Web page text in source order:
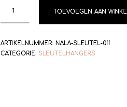
TOEVOEGEN AAN
ARTIKELNUMMER: NALA-SLEUTEL-011
CATEGORIE: SLEUTELHANGERS